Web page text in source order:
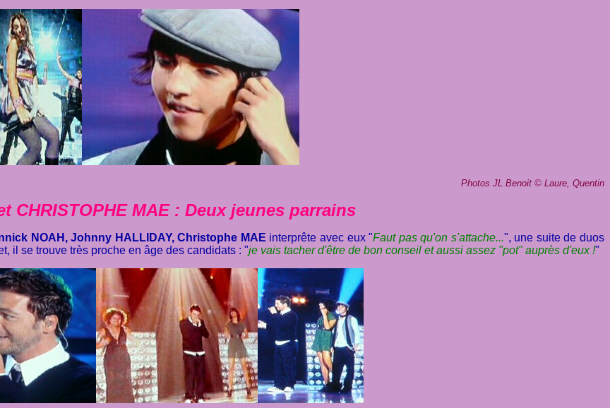
Photos JL Benoit © Laure, Quentin
CHRISTOPHE MAE : Deux jeunes parrains
NOAH, Johnny HALLIDAY, Christophe MAE interprête avec eux "Faut pas qu'on s'attache...", une suite de duos
il se trouve très proche en âge des candidats : "je vais tacher d'être de bon conseil et aussi assez "pot" auprès d'eux !"